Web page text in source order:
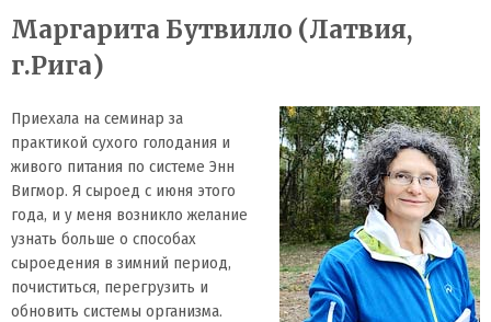
Маргарита Бутвилло (Латвия,
г.Рига)
Приехала на семинар за
практикой сухого голодания и
живого питания по системе Энн
Вигмор. Я сыроед с июня этого
года, и у меня возникло желание
узнать больше о способах
сыроедения в зимний период,
почиститься, перегрузить и
обновить системы организма.